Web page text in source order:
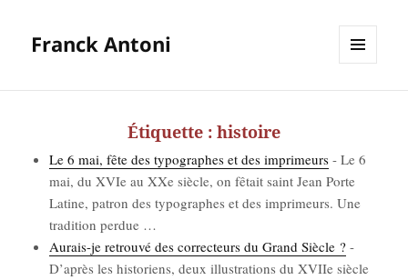
Franck Antoni
ET
Étiquette : histoire
Le 6 mai, fête des typo­graphes et des impri­meurs - Le 6
mai, du XVIe au XXe siècle, on fêtait saint Jean Porte
Latine, patron des typo­graphes et des impri­meurs. Une
tra­di­tion per­due …
Aurais-je retrou­vé des cor­rec­teurs du Grand Siècle ? -
D’a­près les his­to­riens, deux illus­tra­tions du XVIIe siècle